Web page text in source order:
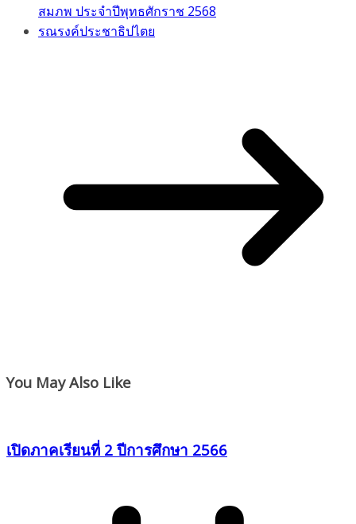
สมภพ ประจำปีพุทธศักราช 2568
รณรงค์ประชาธิปไตย
You May Also Like
เปิดภาคเรียนที่ 2 ปีการศึกษา 2566